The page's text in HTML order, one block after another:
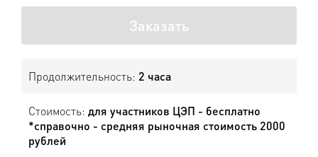
Заказать
Продолжительность: 2 часа
Стоимость: для участников ЦЭП - бесплатно
*справочно - средняя рыночная стоимость 2000
рублей